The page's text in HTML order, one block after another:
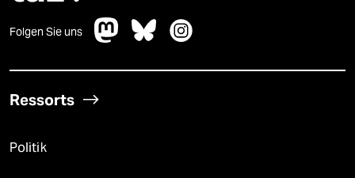
Folgen Sie uns
Ressorts
Politik